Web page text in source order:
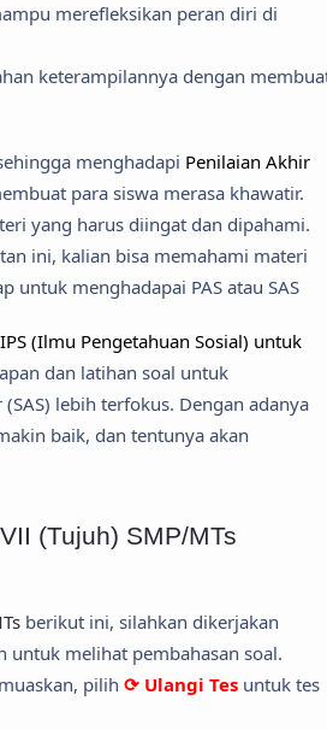
merefleksikan peran diri di
keterampilannya dengan
menghadapi Penilaian Akhir
para siswa merasa khawatir.
yang harus diingat dan dipahami.
ini, kalian bisa memahami materi
untuk menghadapai PAS atau SAS
IPS (Ilmu Pengetahuan Sosial) untuk
dan latihan soal untuk
lebih terfokus. Dengan adanya
baik, dan tentunya akan
(Tujuh) SMP/MTs
berikut ini, silahkan dikerjakan
melihat pembahasan soal.
pilih ⟳ Ulangi Tes untuk tes